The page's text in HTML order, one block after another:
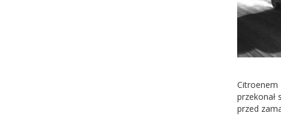
Citroenem
przekonał
przed